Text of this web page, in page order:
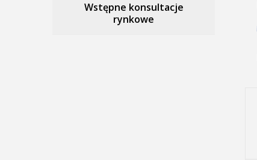
Wstępne konsultacje
rynkowe